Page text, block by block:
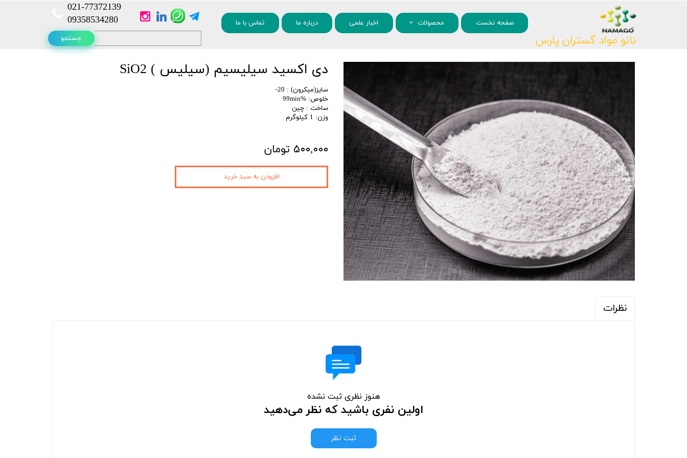
صفحه نخست محصولات اخبار علمی درباره ما تماس با ما
نانو مواد گستران پارس
021-77372139​​​​​​​
​​​​​​​09358534280
جستجو
۰
دی اکسید سیلیسیم (سیلیس ) SiO2
۵۰۰,۰۰۰ تومان
سایز(میکرون) : 20-
خلوص: %99min
ساخت : چین
وزن: 1 کیلوگرم
افزودن به سبد خرید
نظرات
هنوز نظری ثبت نشده
اولین نفری باشید که نظر می‌دهید
ثبت نظر